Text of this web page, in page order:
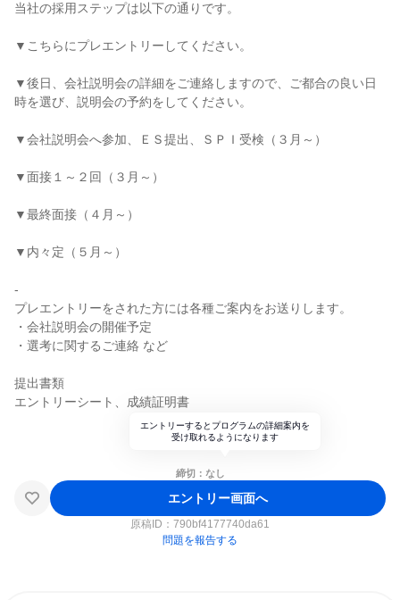
当社の採用ステップは以下の通りです。
▼こちらにプレエントリーしてください。
▼後日、会社説明会の詳細をご連絡しますので、ご都合の良い日
時を選び、説明会の予約をしてください。
▼会社説明会へ参加、ＥＳ提出、ＳＰＩ受検（３月～）
▼面接１～２回（３月～）
▼最終面接（４月～）
▼内々定（５月～）
-
プレエントリーをされた方には各種ご案内をお送りします。
・会社説明会の開催予定
・選考に関するご連絡 など
提出書類
エントリーシート、成績証明書
エントリーするとプログラムの詳細案内を
受け取れるようになります
締切：なし
エントリー画面へ
原稿ID： 790bf4177740da61
問題を報告する